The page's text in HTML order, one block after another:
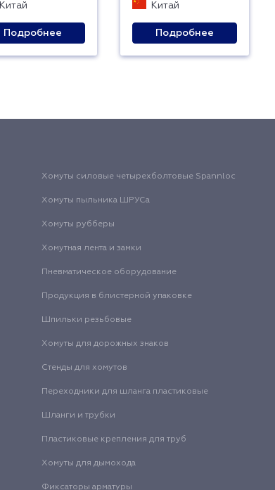
Китай
Подробнее
Китай
Подробнее
Хомуты силовые четырехболтовые Spannloc
Хомуты пыльника ШРУСа
Хомуты рубберы
Хомутная лента и замки
Пневматическое оборудование
Продукция в блистерной упаковке
Шпильки резьбовые
Хомуты для дорожных знаков
Стенды для хомутов
Переходники для шланга пластиковые
Шланги и трубки
Пластиковые крепления для труб
Хомуты для дымохода
Фиксаторы арматуры